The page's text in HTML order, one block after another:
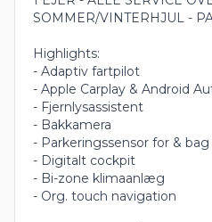
SOMMER/VINTERHJUL -
Highlights:
- Adaptiv fartpilot
- Apple Carplay & Android
- Fjernlysassistent
- Bakkamera
- Parkeringssensor for &
- Digitalt cockpit
- Bi-zone klimaanlæg
- Org. touch navigation